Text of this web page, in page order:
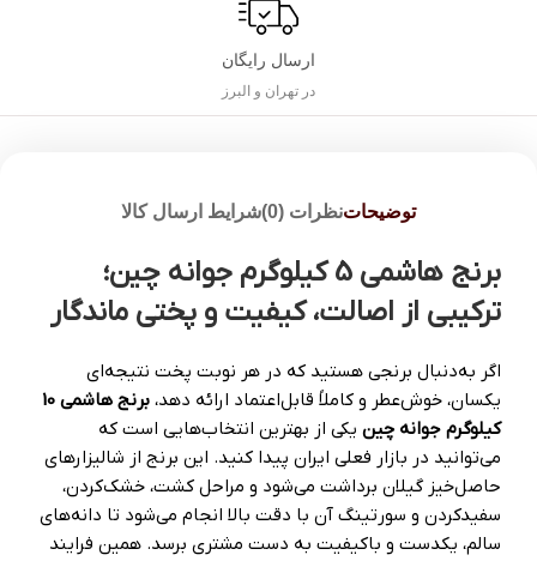
ارسال رایگان
در تهران و البرز
توضیحاتنظرات (0) شرایط ارسال کالا
برنج هاشمی 5 کیلوگرم جوانه چین؛
ترکیبی از اصالت، کیفیت و پختی ماندگار
اگر به‌دنبال برنجی هستید که در هر نوبت پخت نتیجه‌ای
یکسان، خوش‌عطر و کاملاً قابل‌اعتماد ارائه دهد،
برنج هاشمی 10
کیلوگرم جوانه چین یکی از بهترین انتخاب‌هایی است که
می‌توانید در بازار فعلی ایران پیدا کنید. این برنج از شالیزارهای
حاصل‌خیز گیلان برداشت می‌شود و مراحل کشت، خشک‌کردن،
سفیدکردن و سورتینگ آن با دقت بالا انجام می‌شود تا دانه‌های
سالم، یکدست و باکیفیت به دست مشتری برسد. همین فرایند